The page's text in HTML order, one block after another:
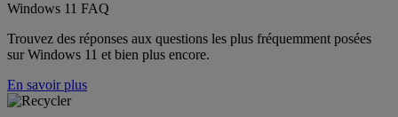
Windows 11 FAQ
Trouvez des réponses aux questions les plus fréquemment posées
sur Windows 11 et bien plus encore.
En savoir plus